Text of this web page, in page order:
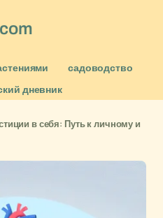
садоводство
дневник
в себя: Путь к личному и